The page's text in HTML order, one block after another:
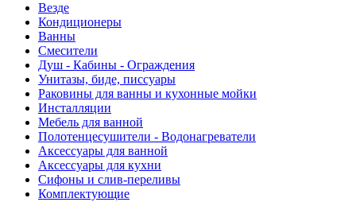
Везде
Кондиционеры
Ванны
Смесители
Душ - Кабины - Ограждения
Унитазы, биде, писсуары
Раковины для ванны и кухонные мойки
Инсталляции
Мебель для ванной
Полотенцесушители - Водонагреватели
Аксессуары для ванной
Аксессуары для кухни
Сифоны и слив-переливы
Комплектующие